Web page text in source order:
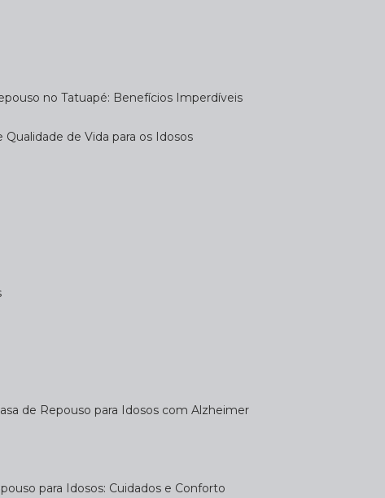
no Tatuapé: Benefícios Imperdíveis
Qualidade de Vida para os Idosos
Casa de Repouso para Idosos com Alzheimer
para Idosos: Cuidados e Conforto